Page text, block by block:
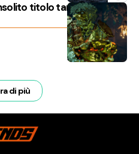
titolo targato
di più